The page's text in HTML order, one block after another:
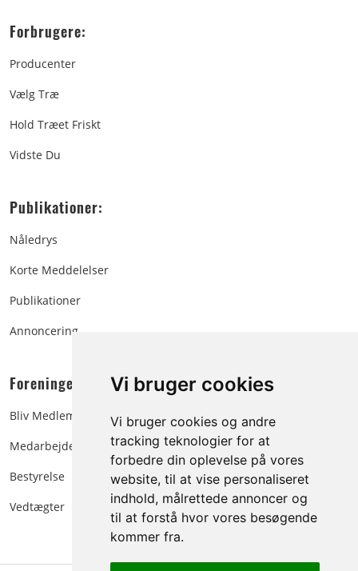
Vi bruger cookies
Vi bruger cookies og andre
tracking teknologier for at
forbedre din oplevelse på vores
website, til at vise personaliseret
indhold, målrettede annoncer og
til at forstå hvor vores besøgende
kommer fra.
Forbrugere:
Producenter
Vælg Træ
Hold Træet Friskt
Vidste Du
Publikationer:
Nåledrys
Korte Meddelelser
Publikationer
Annoncering
Foreningen:
Bliv Medlem
Medarbejdere
Bestyrelse
Vedtægter